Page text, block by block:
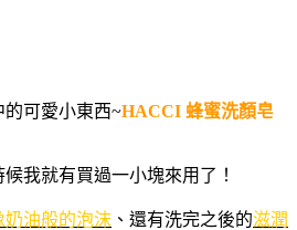
可愛小東西~HACCI 蜂蜜洗顏皂
我就有買過一小塊來用了！
奶油般的泡沫 、還有洗完之後的滋潤